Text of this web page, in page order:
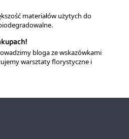
materiałów użytych do
bloga ze wskazówkami
warsztaty florystyczne i